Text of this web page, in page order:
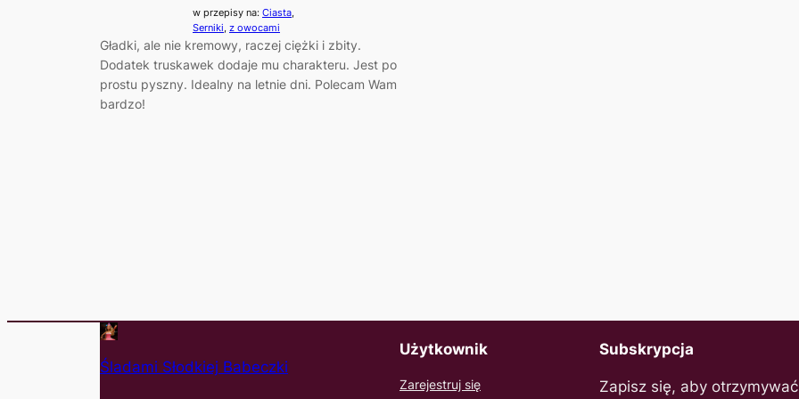
w przepisy na: Ciasta
Serniki z owocami
Gładki, ale nie kremowy, raczej ciężki i zbity.
Dodatek truskawek dodaje mu charakteru. Jest po
prostu pyszny. Idealny na letnie dni. Polecam Wam
bardzo!
Śladami Słodkiej Babeczki
Użytkownik
Zarejestruj się
Subskrypcja
Zapisz się, aby otrzymywać